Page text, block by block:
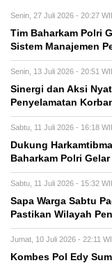
Senin, 27 Juli 2026 - 20:27
Tim Baharkam Polri
Sistem Manajemen
Senin, 13 Juli 2026 - 20:51
Sinergi dan Aksi
Penyelamatan
Sabtu, 11 Juli 2026 - 16:18
Dukung
Baharkam Polri
Sabtu, 11 Juli 2026 - 15:32
Sapa Warga Sabtu
Pastikan Wilayah
Jumat, 10 Juli 2026 - 22:11
Kombes Pol Edy